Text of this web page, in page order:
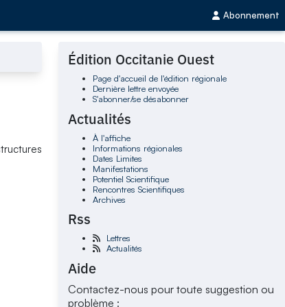
Abonnement
Édition Occitanie Ouest
Page d'accueil de l'édition régionale
Dernière lettre envoyée
S'abonner/se désabonner
Actualités
À l'affiche
Informations régionales
Dates Limites
Manifestations
Potentiel Scientifique
Rencontres Scientifiques
Archives
Rss
Lettres
Actualités
Aide
Contactez-nous pour toute suggestion ou
problème :